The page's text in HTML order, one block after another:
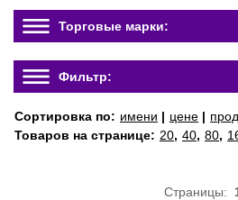
Торговые марки:
Фильтр:
Сортировка по: имени | цене |
Товаров на странице: 20, 40, 80,
Страницы: